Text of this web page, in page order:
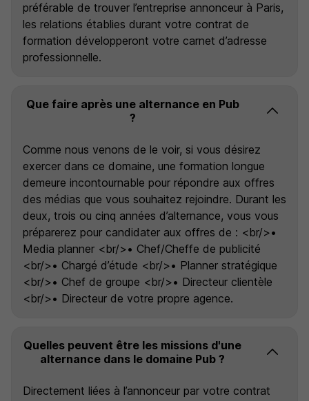
préférable de trouver l’entreprise annonceur à Paris,
les relations établies durant votre contrat de
formation développeront votre carnet d’adresse
professionnelle.
Que faire après une alternance en Pub
?
Comme nous venons de le voir, si vous désirez
exercer dans ce domaine, une formation longue
demeure incontournable pour répondre aux offres
des médias que vous souhaitez rejoindre. Durant les
deux, trois ou cinq années d’alternance, vous vous
préparerez pour candidater aux offres de : <br/>•
Media planner <br/>• Chef/Cheffe de publicité
<br/>• Chargé d’étude <br/>• Planner stratégique
<br/>• Chef de groupe <br/>• Directeur clientèle
<br/>• Directeur de votre propre agence.
Quelles peuvent être les missions d'une
alternance dans le domaine Pub ?
Directement liées à l’annonceur par votre contrat